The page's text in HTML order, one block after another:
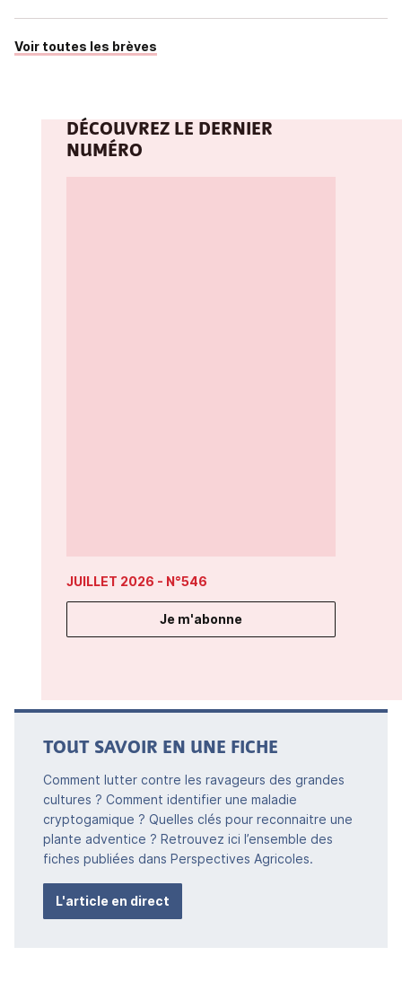
Voir toutes les brèves
DÉCOUVREZ LE DERNIER
NUMÉRO
JUILLET 2026 - N°546
Je m'abonne
TOUT SAVOIR EN UNE FICHE
Comment lutter contre les ravageurs des grandes
cultures ? Comment identifier une maladie
cryptogamique ? Quelles clés pour reconnaitre une
plante adventice ? Retrouvez ici l’ensemble des
fiches publiées dans Perspectives Agricoles.
L'article en direct